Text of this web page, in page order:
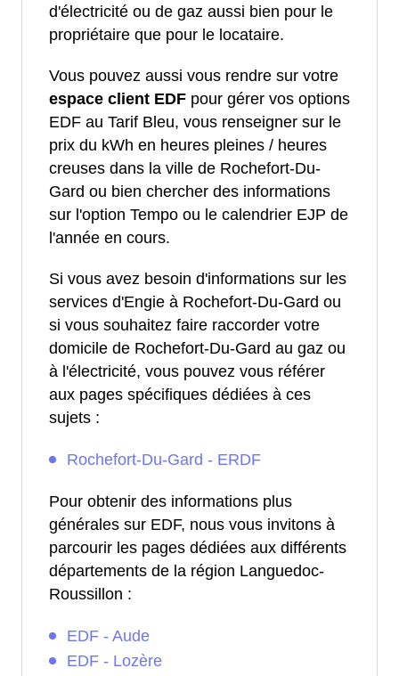
d'électricité ou de gaz aussi bien pour le
propriétaire que pour le locataire.
Vous pouvez aussi vous rendre sur votre
espace client EDF pour gérer vos options
EDF au Tarif Bleu, vous renseigner sur le
prix du kWh en heures pleines / heures
creuses dans la ville de Rochefort-Du-
Gard ou bien chercher des informations
sur l'option Tempo ou le calendrier EJP de
l'année en cours.
Si vous avez besoin d'informations sur les
services d'Engie à Rochefort-Du-Gard ou
si vous souhaitez faire raccorder votre
domicile de Rochefort-Du-Gard au gaz ou
à l'électricité, vous pouvez vous référer
aux pages spécifiques dédiées à ces
sujets :
Rochefort-Du-Gard - ERDF
Pour obtenir des informations plus
générales sur EDF, nous vous invitons à
parcourir les pages dédiées aux différents
départements de la région Languedoc-
Roussillon :
EDF - Aude
EDF - Lozère